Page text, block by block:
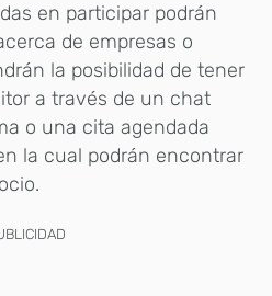
en participar podrán
de empresas o
la posibilidad de tener
a través de un chat
o una cita agendada
la cual podrán encontrar